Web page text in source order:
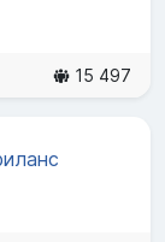
15 497